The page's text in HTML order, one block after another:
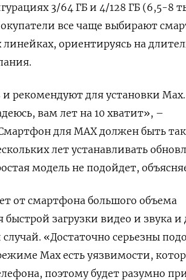
3/64 ГБ и 4/128 ГБ (6,5-8
все чаще выбирают
ориентируясь на
рекомендуют для установки Max.
вам лет на 10 хватит», –
для МАХ должен быть
лет устанавливать
модель не подойдет,
от смартфона большого объема
загрузки видео и звука и
«Достаточно серьезны
Max есть уязвимости,
поэтому будет разумно